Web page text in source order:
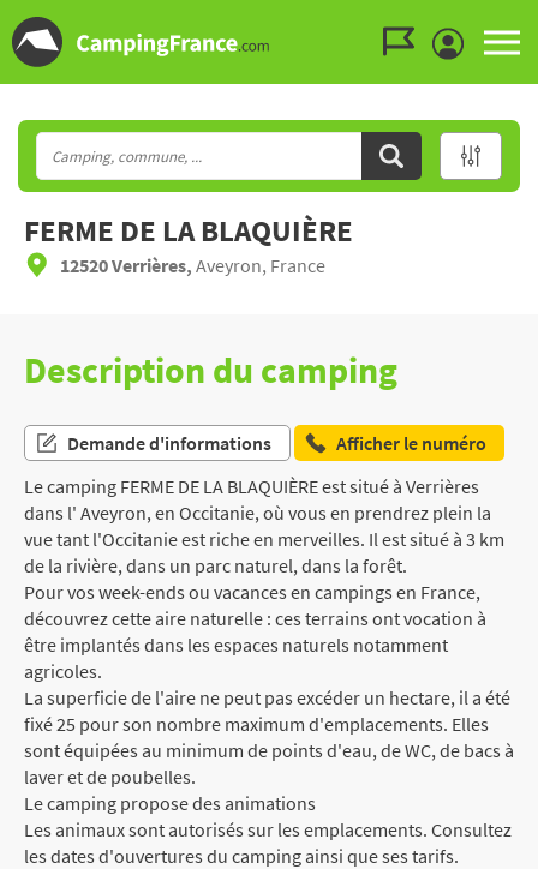
FERME DE LA BLAQUIÈRE
12520 Verrières, Aveyron, France
Description du camping
Demande d'informations
Afficher le numéro
Le camping FERME DE LA BLAQUIÈRE est situé à Verrières
dans l' Aveyron, en Occitanie, où vous en prendrez plein la
vue tant l'Occitanie est riche en merveilles. Il est situé à 3 km
de la rivière, dans un parc naturel, dans la forêt.
Pour vos week-ends ou vacances en campings en France,
découvrez cette aire naturelle : ces terrains ont vocation à
être implantés dans les espaces naturels notamment
agricoles.
La superficie de l'aire ne peut pas excéder un hectare, il a été
fixé 25 pour son nombre maximum d'emplacements. Elles
sont équipées au minimum de points d'eau, de WC, de bacs à
laver et de poubelles.
Le camping propose des animations
Les animaux sont autorisés sur les emplacements. Consultez
les dates d'ouvertures du camping ainsi que ses tarifs.